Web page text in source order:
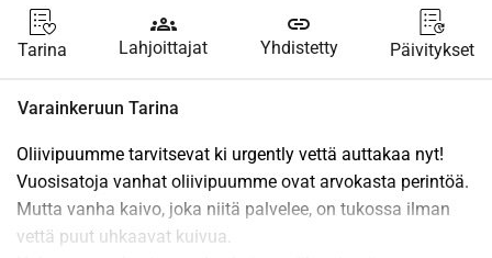
Tarina
groups
Lahjoittajat
link
Yhdistetty Päivitykset
Varainkeruun Tarina
Oliivipuumme tarvitsevat ki urgently vettä auttakaa nyt!
Vuosisatoja vanhat oliivipuumme ovat arvokasta perintöä.
Mutta vanha kaivo, joka niitä palvelee, on tukossa ilman
vettä puut uhkaavat kuivua.